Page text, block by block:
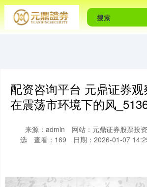
配资咨询平台 元鼎证券
在震荡市环境下的风
来源：admin
网站：元鼎证券股票投
选
查看：169 日期：2026-01-07